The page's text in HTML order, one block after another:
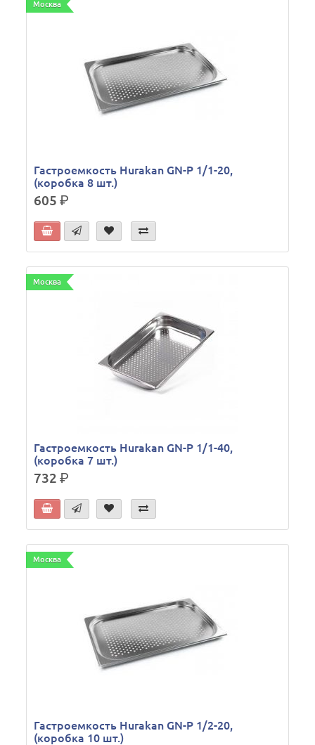
Москва
Гастроемкость Hurakan GN-P 1/1-20,
(коробка 8 шт.)
605р.
Москва
Гастроемкость Hurakan GN-P 1/1-40,
(коробка 7 шт.)
732р.
Москва
Гастроемкость Hurakan GN-P 1/2-20,
(коробка 10 шт.)